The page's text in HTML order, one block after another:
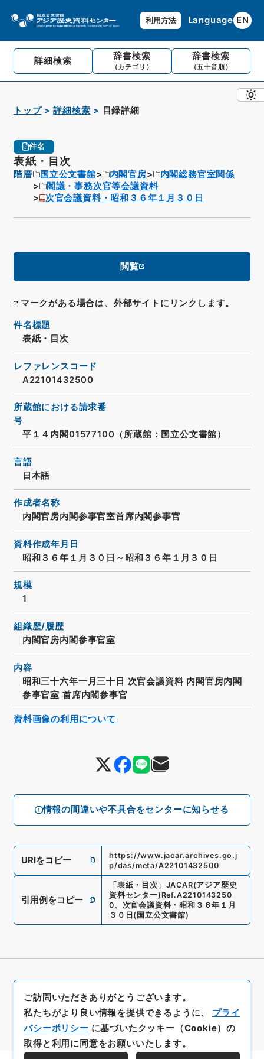
利用方法 Language EN
詳細検索 辞書検索
（カテゴリ）
辞書検索
（五十音順）
トップ 詳細検索 目録詳細
件名
表紙・目次
階層 国立公文書館 内閣官房
内閣総務官室関係
閣議・事務次官等会議資料
次官会議資料・昭和３６年１月３０日
閲覧
マークがある場合は、外部サイトにリンクします。
情報の間違いや不具合をセンターに知らせる
件名標題
表紙・目次
レファレンスコード
A22101432500
所蔵館における請求番
号
平１４内閣01577100（所蔵館：国立公文書館）
言語
日本語
作成者名称
内閣官房内閣参事官室首席内閣参事官
資料作成年月日
昭和３６年１月３０日～昭和３６年１月３０日
規模
1
組織歴/履歴
内閣官房内閣参事官室
内容
昭和三十六年一月三十日 次官会議資料 内閣官房内閣
参事官室 首席内閣参事官
URIをコピー
https://www.jacar.archives.go.j
p/das/meta/A22101432500
引用例をコピー
「 表紙・目次 」 JACAR(アジア歴史
資料センター) Ref.A2210143250
0、 次官会議資料・昭和３６年１月
３０日 ( 国立公文書館)
資料画像の利用について
ご訪問いただきありがとうございます。
私たちがより良い情報を提供できるように、 プライ
バシーポリシー に基づいたクッキー（Cookie）の
取得と利用に同意をお願いいたします。